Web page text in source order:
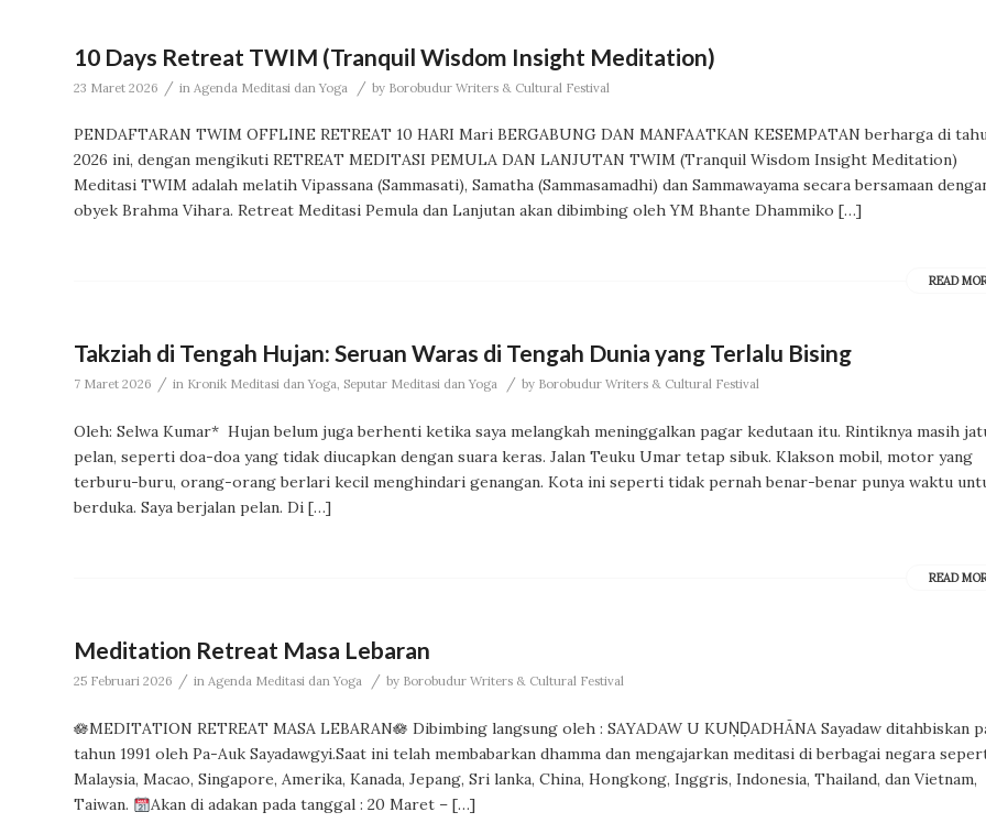
10 Days Retreat TWIM (Tranquil Wisdom Insight Meditation)
23 Maret 2026 / in Agenda Meditasi dan Yoga / by Borobudur Writers & Cultural Festival
PENDAFTARAN TWIM OFFLINE RETREAT 10 HARI Mari BERGABUNG DAN MANFAATKAN KESEMPATAN berharga di
2026 ini, dengan mengikuti RETREAT MEDITASI PEMULA DAN LANJUTAN TWIM (Tranquil Wisdom Insight Meditation)
Meditasi TWIM adalah melatih Vipassana (Sammasati), Samatha (Sammasamadhi) dan Sammawayama secara bersamaan
obyek Brahma Vihara. Retreat Meditasi Pemula dan Lanjutan akan dibimbing oleh YM Bhante Dhammiko […]
READ
Takziah di Tengah Hujan: Seruan Waras di Tengah Dunia yang Terlalu Bising
7 Maret 2026 / in Kronik Meditasi dan Yoga, Seputar Meditasi dan Yoga / by Borobudur Writers & Cultural Festival
Oleh: Selwa Kumar* Hujan belum juga berhenti ketika saya melangkah meninggalkan pagar kedutaan itu. Rintiknya masih
pelan, seperti doa-doa yang tidak diucapkan dengan suara keras. Jalan Teuku Umar tetap sibuk. Klakson mobil, motor yang
terburu-buru, orang-orang berlari kecil menghindari genangan. Kota ini seperti tidak pernah benar-benar punya waktu
berduka. Saya berjalan pelan. Di […]
READ
Meditation Retreat Masa Lebaran
25 Februari 2026 / in Agenda Meditasi dan Yoga / by Borobudur Writers & Cultural Festival
🪷MEDITATION RETREAT MASA LEBARAN🪷 Dibimbing langsung oleh : SAYADAW U KUṆḌADHĀNA Sayadaw ditahbiskan
tahun 1991 oleh Pa-Auk Sayadawgyi.Saat ini telah membabarkan dhamma dan mengajarkan meditasi di berbagai negara
Malaysia, Macao, Singapore, Amerika, Kanada, Jepang, Sri lanka, China, Hongkong, Inggris, Indonesia, Thailand, dan Vietnam,
Taiwan.
Akan di adakan pada tanggal : 20 Maret – […]